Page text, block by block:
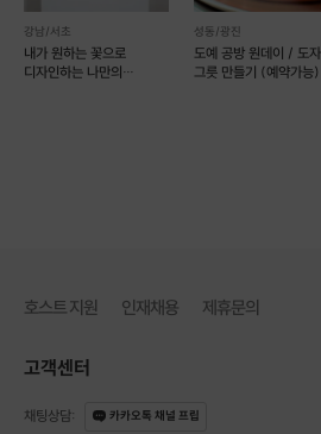
연소 목적이 아닌 향을 즐기기 위한 제품으로 소이왁스
강남/서초
내가 원하는 꽃으로
디자인하는 나만의
성동/광진
도예 공방 원데이 / 도자
그릇 만들기 (예약가능)
호스트 지원 인재채용 제휴문의
고객센터
채팅상담: 카카오톡 채널 프립